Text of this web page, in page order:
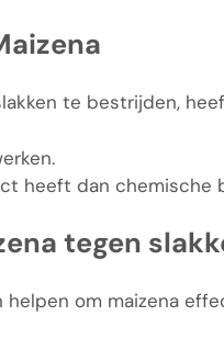
te bestrijden,
heeft dan chemische
tegen
om maizena